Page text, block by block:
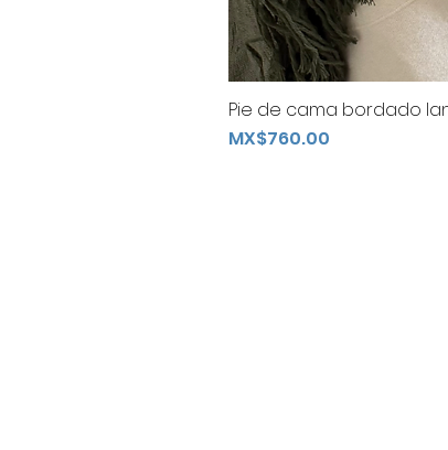
Pie de cama bordado
Price
MX$760.00